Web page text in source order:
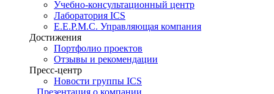
Учебно-консультационный центр
Лаборатория ICS
E.E.P.M.C. Управляющая компания
Достижения
Портфолио проектов
Отзывы и рекомендации
Пресс-центр
Новости группы ICS
Презентация о компании